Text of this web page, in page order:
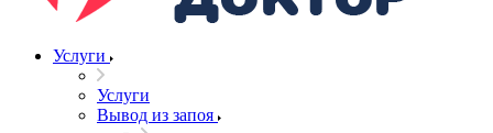
Услуги
Услуги
Вывод из запоя